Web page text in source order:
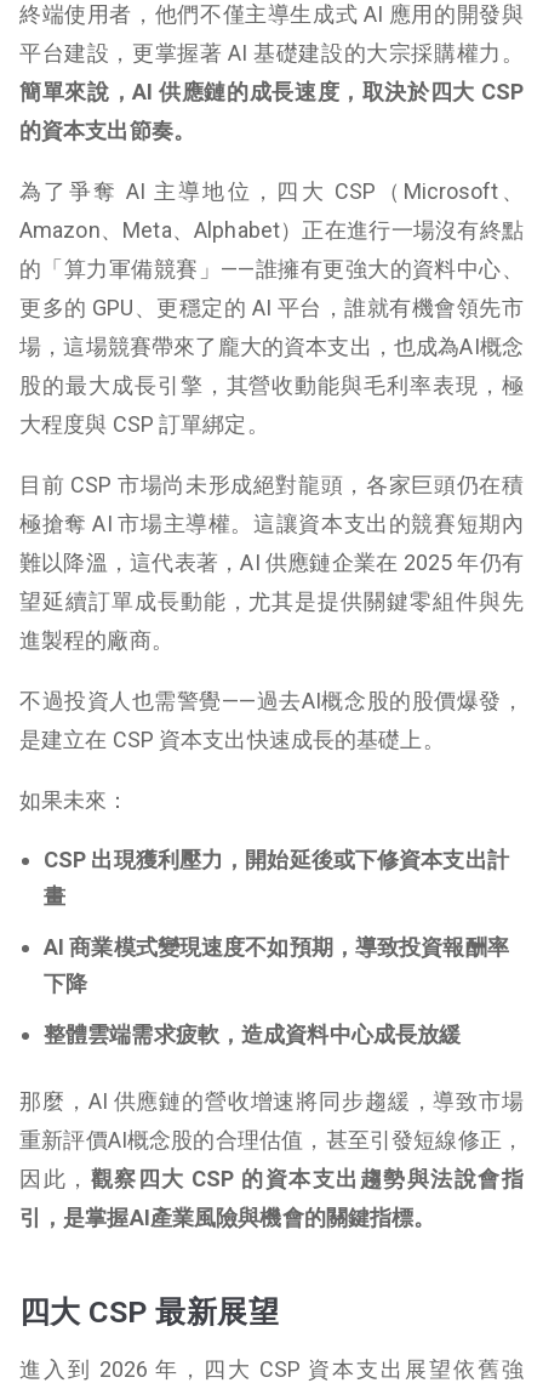
終端使用者，他們不僅主導生成式 AI 應用的開發與
平台建設，更掌握著 AI 基礎建設的大宗採購權力。
簡單來說，AI 供應鏈的成長速度，取決於四大 CSP
的資本支出節奏。
為了爭奪 AI 主導地位，四大 CSP（Microsoft、
Amazon、Meta、Alphabet）正在進行一場沒有終點
的「算力軍備競賽」——誰擁有更強大的資料中心、
更多的 GPU、更穩定的 AI 平台，誰就有機會領先市
場，這場競賽帶來了龐大的資本支出，也成為AI概念
股的最大成長引擎，其營收動能與毛利率表現，極
大程度與 CSP 訂單綁定。
目前 CSP 市場尚未形成絕對龍頭，各家巨頭仍在積
極搶奪 AI 市場主導權。這讓資本支出的競賽短期內
難以降溫，這代表著，AI 供應鏈企業在 2025 年仍有
望延續訂單成長動能，尤其是提供關鍵零組件與先
進製程的廠商。
不過投資人也需警覺——過去AI概念股的股價爆發，
是建立在 CSP 資本支出快速成長的基礎上。
如果未來：
CSP 出現獲利壓力，開始延後或下修資本支出計
畫
AI 商業模式變現速度不如預期，導致投資報酬率
下降
整體雲端需求疲軟，造成資料中心成長放緩
那麼，AI 供應鏈的營收增速將同步趨緩，導致市場
重新評價AI概念股的合理估值，甚至引發短線修正，
因此， 觀察四大 CSP 的資本支出趨勢與法說會指
引，是掌握AI產業風險與機會的關鍵指標。
四大 CSP 最新展望
進入到 2026 年，四大 CSP 資本支出展望依舊強